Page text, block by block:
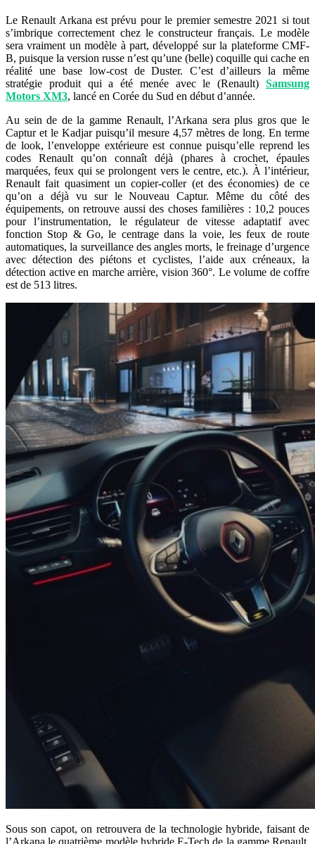
Le Renault Arkana est prévu pour le premier semestre 2021 si tout
s’imbrique correctement chez le constructeur français. Le modèle
sera vraiment un modèle à part, développé sur la plateforme CMF-
B, puisque la version russe n’est qu’une (belle) coquille qui cache en
réalité une base low-cost de Duster. C’est d’ailleurs la même
stratégie produit qui a été menée avec le (Renault) Samsung
Motors XM3, lancé en Corée du Sud en début d’année.
Au sein de de la gamme Renault, l’Arkana sera plus gros que le
Captur et le Kadjar puisqu’il mesure 4,57 mètres de long. En terme
de look, l’enveloppe extérieure est connue puisqu’elle reprend les
codes Renault qu’on connaît déjà (phares à crochet, épaules
marquées, feux qui se prolongent vers le centre, etc.). À l’intérieur,
Renault fait quasiment un copier-coller (et des économies) de ce
qu’on a déjà vu sur le Nouveau Captur. Même du côté des
équipements, on retrouve aussi des choses familières : 10,2 pouces
pour l’instrumentation, le régulateur de vitesse adaptatif avec
fonction Stop & Go, le centrage dans la voie, les feux de route
automatiques, la surveillance des angles morts, le freinage d’urgence
avec détection des piétons et cyclistes, l’aide aux créneaux, la
détection active en marche arrière, vision 360°. Le volume de coffre
est de 513 litres.
Sous son capot, on retrouvera de la technologie hybride, faisant de
l’Arkana le quatrième modèle hybride E-Tech de la gamme Renault.